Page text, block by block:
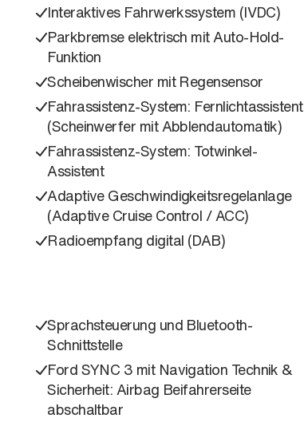
Interaktives Fahrwerkssystem (IVDC)
Parkbremse elektrisch mit Auto-Hold-
Funktion
Scheibenwischer mit Regensensor
Fahrassistenz-System: Fernlichtassistent
(Scheinwerfer mit Abblendautomatik)
Fahrassistenz-System: Totwinkel-
Assistent
Adaptive Geschwindigkeitsregelanlage
(Adaptive Cruise Control / ACC)
Radioempfang digital (DAB)
Sprachsteuerung und Bluetooth-
Schnittstelle
Ford SYNC 3 mit Navigation Technik &
Sicherheit: Airbag Beifahrerseite
abschaltbar